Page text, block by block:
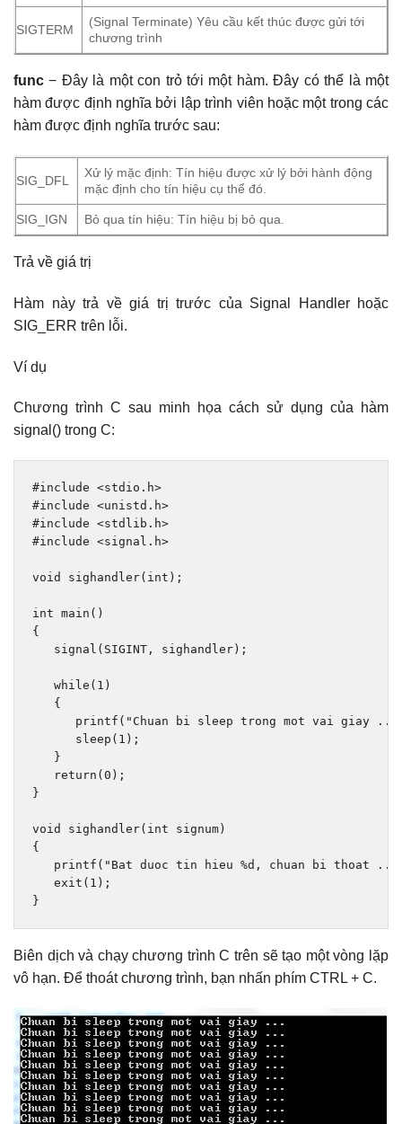
SIGTERM
(Signal Terminate) Yêu cầu kết thúc được gửi tới
chương trình
func − Đây là một con trỏ tới một hàm. Đây có thể là một
hàm được định nghĩa bởi lập trình viên hoặc một trong các
hàm được định nghĩa trước sau:
SIG_DFL
Xử lý mặc định: Tín hiệu được xử lý bởi hành động
mặc định cho tín hiệu cụ thể đó.
SIG_IGN Bỏ qua tín hiệu: Tín hiệu bị bỏ qua.
Trả về giá trị
Hàm này trả về giá trị trước của Signal Handler hoặc
SIG_ERR trên lỗi.
Ví dụ
Chương trình C sau minh họa cách sử dụng của hàm
signal() trong C:
#include <stdio.h>
#include <unistd.h>
#include <stdlib.h>
#include <signal.h>
void sighandler( int );
int main ()
{
   signal
( SIGINT , sighandler );
while ( 1 )
{
      printf
( "Chuan bi sleep trong mot vai giay
      sleep
( 1 );
}
return ( 0 );
}
void sighandler( int signum )
{
   printf
( "Bat duoc tin hieu %d, chuan bi thoat
exit ( 1 );
}
Biên dịch và chạy chương trình C trên sẽ tạo một vòng lặp
vô hạn. Để thoát chương trình, bạn nhấn phím CTRL + C.